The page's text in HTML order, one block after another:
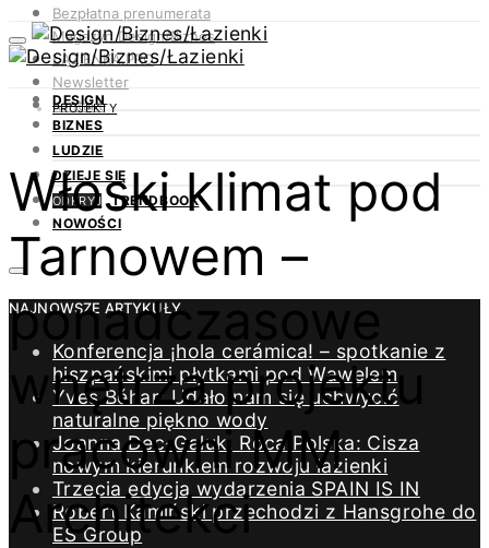
Bezpłatna prenumerata
Magazyn Design/Biznes
ŁAZIENKA.PRO
Newsletter
Kontakt
DESIGN
BIZNES
LUDZIE
DZIEJE SIĘ
ODKRYJ TRENDBOOK
NOWOŚCI
NAJNOWSZE ARTYKUŁY
Konferencja ¡hola cerámica! – spotkanie z
hiszpańskimi płytkami pod Wawelem
Yves Béhar: Udało nam się uchwycić
naturalne piękno wody
Joanna Dec-Galuk, Roca Polska: Cisza
nowym kierunkiem rozwoju łazienki
Trzecia edycja wydarzenia SPAIN IS IN
Robert Kamiński przechodzi z Hansgrohe do
ES Group
PROJEKTY
Włoski klimat pod
Tarnowem –
ponadczasowe
wnętrza projektu
pracowni MM
Architekci